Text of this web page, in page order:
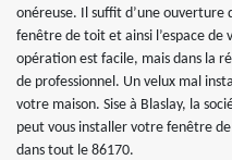
onéreuse. Il suffit d’une ouverture
fenêtre de toit et ainsi l’espace
opération est facile, mais dans la
de professionnel. Un velux mal
votre maison. Sise à Blaslay, la
peut vous installer votre fenêtre
dans tout le 86170.